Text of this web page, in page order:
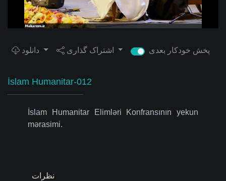
Video
پخش خودکار بعدی
İslam Humanitar-012
İslam Humanitar Elimləri Konfransının yekun
mərasimi.
نظرات